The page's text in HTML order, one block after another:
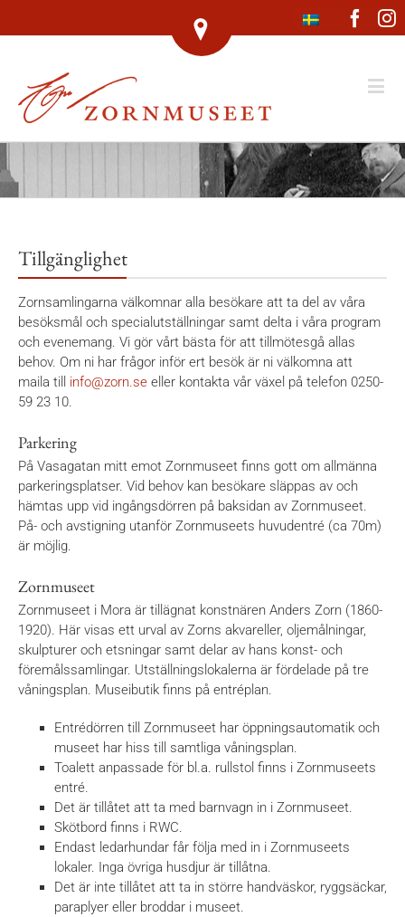
Tillgänglighet
Zornsamlingarna välkomnar alla besökare att ta del av våra
besöksmål och specialutställningar samt delta i våra program
och evenemang. Vi gör vårt bästa för att tillmötesgå allas
behov. Om ni har frågor inför ert besök är ni välkomna att
maila till info@zorn.se eller kontakta vår växel på telefon 0250-
59 23 10.
Parkering
På Vasagatan mitt emot Zornmuseet finns gott om allmänna
parkeringsplatser. Vid behov kan besökare släppas av och
hämtas upp vid ingångsdörren på baksidan av Zornmuseet.
På- och avstigning utanför Zornmuseets huvudentré (ca 70m)
är möjlig.
Zornmuseet
Zornmuseet i Mora är tillägnat konstnären Anders Zorn (1860-
1920). Här visas ett urval av Zorns akvareller, oljemålningar,
skulpturer och etsningar samt delar av hans konst- och
föremålssamlingar. Utställningslokalerna är fördelade på tre
våningsplan. Museibutik finns på entréplan.
Entrédörren till Zornmuseet har öppningsautomatik och
museet har hiss till samtliga våningsplan.
Toalett anpassade för bl.a. rullstol finns i Zornmuseets
entré.
Det är tillåtet att ta med barnvagn in i Zornmuseet.
Skötbord finns i RWC.
Endast ledarhundar får följa med in i Zornmuseets
lokaler. Inga övriga husdjur är tillåtna.
Det är inte tillåtet att ta in större handväskor, ryggsäckar,
paraplyer eller broddar i museet.